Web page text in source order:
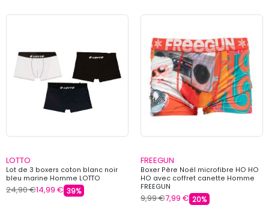
LOTTO
Lot de 3 boxers coton blanc noir
bleu marine Homme LOTTO
24,90 €14,99 € 39%
FREEGUN
Boxer Père Noël microfibre HO HO
HO avec coffret canette Homme
FREEGUN
9,99 €7,99 € 20%